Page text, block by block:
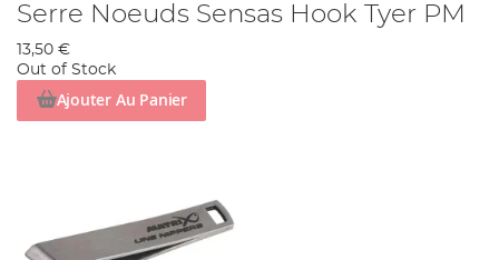
Serre Noeuds Sensas Hook Tyer PM
13,50 €
Out of Stock
Ajouter Au Panier